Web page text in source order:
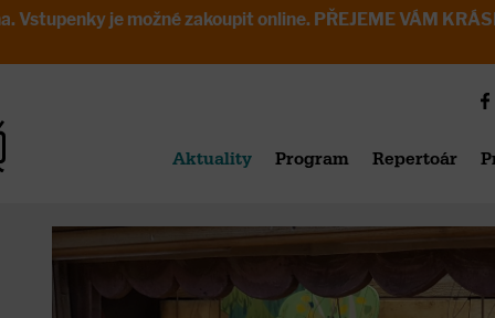
je možné zakoupit online. PŘEJEME VÁM
Aktuality Program Repertoár